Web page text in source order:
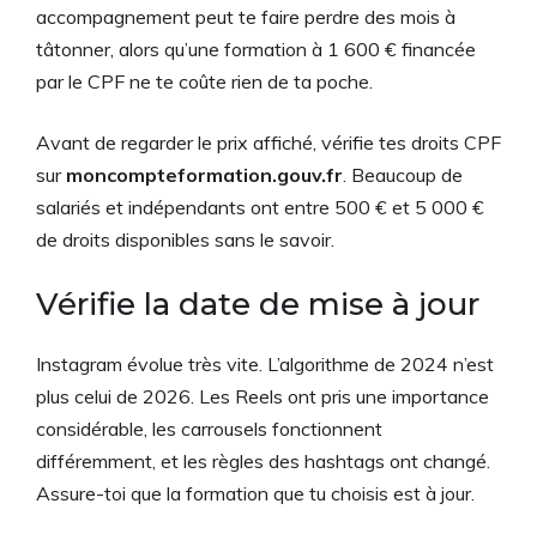
accompagnement peut te faire perdre des mois à
tâtonner, alors qu’une formation à 1 600 € financée
par le CPF ne te coûte rien de ta poche.
Avant de regarder le prix affiché, vérifie tes droits CPF
sur moncompteformation.gouv.fr . Beaucoup de
salariés et indépendants ont entre 500 € et 5 000 €
de droits disponibles sans le savoir.
Vérifie la date de mise à jour
Instagram évolue très vite. L’algorithme de 2024 n’est
plus celui de 2026. Les Reels ont pris une importance
considérable, les carrousels fonctionnent
différemment, et les règles des hashtags ont changé.
Assure-toi que la formation que tu choisis est à jour.